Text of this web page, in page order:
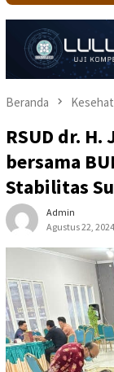
Beranda
RSUD dr. H.
bersama
Stabilitas
Admin
Agustus 22, 2024